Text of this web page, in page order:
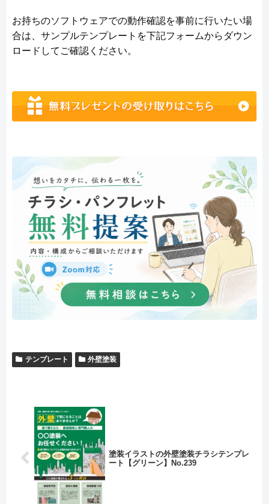
お持ちのソフトウェアでの動作確認を事前に行いたい場
合は、サンプルテンプレートを下記フォームからダウン
ロードしてご確認ください。
テンプレート 外壁塗装
塗装イラストの外壁塗装チラシテンプレ
ート【グリーン】No.239